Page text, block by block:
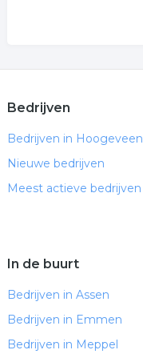
Bedrijven
Bedrijven in Hoogeveen
Nieuwe bedrijven
Meest actieve bedrijven
In de buurt
Bedrijven in Assen
Bedrijven in Emmen
Bedrijven in Meppel